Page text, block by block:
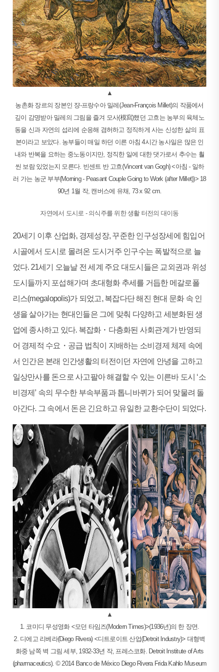
▲
농촌화 장르의 장본인 쟝-프랑수아 밀레(Jean-François Millet)의 작품에서
깊이 감명받아 밀레의 그림을 즐겨 모사(模寫)했던 고흐는 농부의 육체노
동을 신과 자연의 섭리에 순응해 겸허하고 정직하게 사는 신성한 삶의 표
본이라고 보았다. 농부들이 매일 하던 이른 아침 4시간 농사일은 많은 인
내와 반복을 요하는 중노동이지만, 정직한 일에 대한 댓가로서 추수는 훨
씬 보람 있었는지 모른다. 빈센트 반 고흐(Vincent van Gogh) <아침 - 일하
러 가는 농군 부부(Morning - Peasant Couple Going to Work (after Millet))> 18
90년 1월 작, 캔버스에 유채, 73 x 92 cm.
자연에서 도시로 - 의식주를 위한 생활 터전의 대이동
20세기 이후 산업화, 경제성장, 꾸준한 인구성장세에 힘입어
시골에서 도시로 몰려온 도시거주 인구수는 폭발적으로 늘
었다. 21세기 오늘날 전 세계 주요 대도시들은 교외권과 위성
도시들까지 포섭해가며 초대형화 추세를 거듭한 메갈로폴
리스(megalopolis)가 되었고, 복잡다단 해진 현대 문화 속 인
생을 살아가는 현대인들은 그에 맞춰 다양하고 세분화된 생
업에 종사하고 있다. 복잡화・다층화된 사회관계가 반영되
어 경제적 수요・공급 법칙이 지배하는 소비경제 체제 속에
서 인간은 본래 인간생활의 터전이던 자연에 안녕을 고하고
일상만사를 돈으로 사고팔아 해결할 수 있는 이른바 도시 ‘소
비경제’ 속의 무수한 부속부품과 톱니바퀴가 되어 맞물려 돌
아간다. 그 속에서 돈은 긴요하고 유일한 교환수단이 되었다.
▲
1. 코미디 무성영화 <모던 타임즈(Modern Times)>(1936년)의 한 장면.
2. 디에고 리베라(Diego Rivera) <디트로이트 산업(Detroit Industry)> 대형벽
화중 남쪽 벽 그림 세부, 1932-33년 작, 프레스코화. Detroit Institute of Arts
(pharmaceutics). © 2014 Banco de México Diego Rivera Frida Kahlo Museum